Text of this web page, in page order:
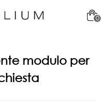
0
modulo per